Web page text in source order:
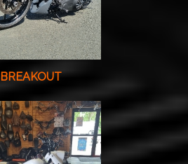
BREAKOUT